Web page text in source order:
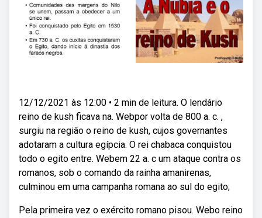
12/12/2021 às 12:00 • 2 min de leitura. O lendário
reino de kush ficava na. Webpor volta de 800 a. c. ,
surgiu na região o reino de kush, cujos governantes
adotaram a cultura egípcia. O rei chabaca conquistou
todo o egito entre. Webem 22 a. c um ataque contra os
romanos, sob o comando da rainha amanirenas,
culminou em uma campanha romana ao sul do egito;
Pela primeira vez o exército romano pisou. Webo reino